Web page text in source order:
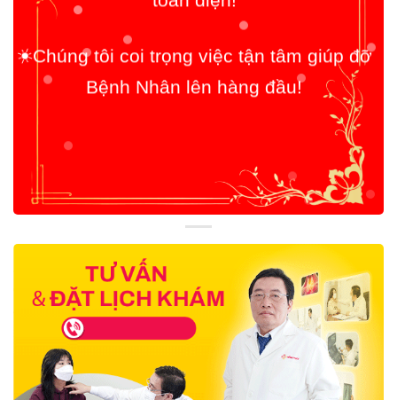
Chúng tôi coi trọng việc tận tâm giúp đỡ
Bệnh Nhân lên hàng đầu!